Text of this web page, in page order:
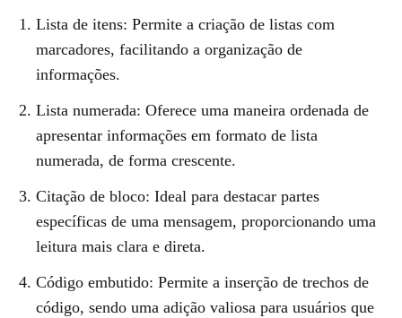
Lista de itens: Permite a criação de listas com
marcadores, facilitando a organização de
informações.
Lista numerada: Oferece uma maneira ordenada de
apresentar informações em formato de lista
numerada, de forma crescente.
Citação de bloco: Ideal para destacar partes
específicas de uma mensagem, proporcionando uma
leitura mais clara e direta.
Código embutido: Permite a inserção de trechos de
código, sendo uma adição valiosa para usuários que